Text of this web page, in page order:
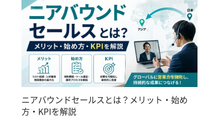
ニアバウンドセールスとは？メリット・始め
方・KPIを解説